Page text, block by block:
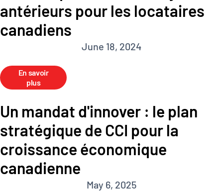
antérieurs pour les locataires
canadiens
June 18, 2024
En savoir
plus
Un mandat d'innover : le plan
stratégique de CCI pour la
croissance économique
canadienne
May 6, 2025